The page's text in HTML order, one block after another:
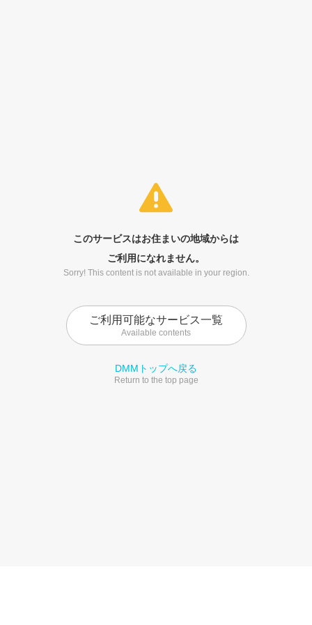
このサービスはお住まいの地域からは
ご利用になれません。
Sorry! This content is not available in your region.
ご利用可能なサービス一覧
Available contents
DMMトップへ戻る
Return to the top page